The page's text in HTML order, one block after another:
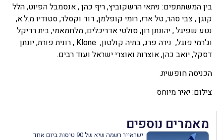
בין המשתתפים: ניתאי הרשקוביץ, ריף כהן , אנסמבל הפיוט, הלל
קוגן , צבי סהר, טל ארז, רומי קופלמן, דוד וקסלר, סטודיו מ.ל.א,
נטע שפיגל , יהונתן רון, סולטי אדריכלים, מלחמאמי, בית רדיקל
וג'רמי פוגל, נירה פרג, בתיה קולטון, Klone , רונית פורת, יונתן
דסקל, יואב כהן, אוצרות ואוצרי ישראל ועוד רבים.
הכניסה חופשית.
צילום: יאיר מיוחס
מאמרים נוספים
ישראייר רשמה שיא של 90 טיסות ביום אחד